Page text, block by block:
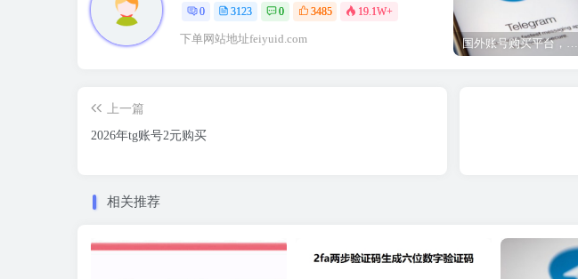
0 3123 0 3485 19.1W+
下单网站地址feiyuid.com 国外账号购买平台，telegram纸飞机账号、推特账号、谷歌账号2元购买自助下单地址
上一篇
2026年tg账号2元购买
相关推荐